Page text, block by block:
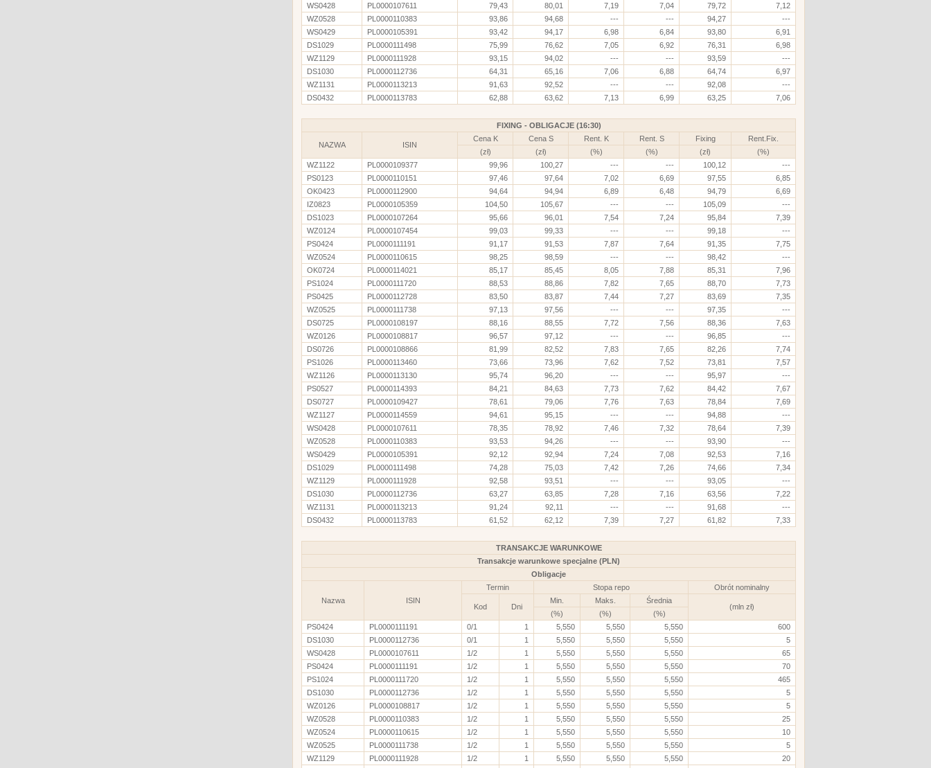
WS0428
PL0000107611 79,43 80,01 7,19 7,04 79,72
7,12
WZ0528
PL0000110383 93,86 94,68 --- --- 94,27
---
WS0429
PL0000105391 93,42 94,17 6,98 6,84 93,80
6,91
DS1029
PL0000111498 75,99 76,62 7,05 6,92 76,31
6,98
WZ1129
PL0000111928 93,15 94,02 --- --- 93,59
---
DS1030
PL0000112736 64,31 65,16 7,06 6,88 64,74
6,97
WZ1131
PL0000113213 91,63 92,52 --- --- 92,08
---
DS0432
PL0000113783 62,88 63,62 7,13 6,99 63,25 7,06
FIXING - OBLIGACJE (16:30)
NAZWA ISIN
Cena K Cena S Rent. K Rent. S Fixing
Rent.Fix.
(zł)
(zł) (%) (%) (zł)
(%)
WZ1122
PL0000109377 99,96 100,27 --- --- 100,12
---
PS0123
PL0000110151 97,46 97,64 7,02 6,69 97,55
6,85
OK0423
PL0000112900 94,64 94,94 6,89 6,48 94,79
6,69
IZ0823
PL0000105359 104,50 105,67 --- --- 105,09
---
DS1023
PL0000107264 95,66 96,01 7,54 7,24 95,84
7,39
WZ0124
PL0000107454 99,03 99,33 --- --- 99,18
---
PS0424
PL0000111191 91,17 91,53 7,87 7,64 91,35
7,75
WZ0524
PL0000110615 98,25 98,59 --- --- 98,42
---
OK0724
PL0000114021 85,17 85,45 8,05 7,88 85,31
7,96
PS1024
PL0000111720 88,53 88,86 7,82 7,65 88,70
7,73
PS0425
PL0000112728 83,50 83,87 7,44 7,27 83,69
7,35
WZ0525
PL0000111738 97,13 97,56 --- --- 97,35
---
DS0725
PL0000108197 88,16 88,55 7,72 7,56 88,36
7,63
WZ0126
PL0000108817 96,57 97,12 --- --- 96,85
---
DS0726
PL0000108866 81,99 82,52 7,83 7,65 82,26
7,74
PS1026
PL0000113460 73,66 73,96 7,62 7,52 73,81
7,57
WZ1126
PL0000113130 95,74 96,20 --- --- 95,97
---
PS0527
PL0000114393 84,21 84,63 7,73 7,62 84,42
7,67
DS0727
PL0000109427 78,61 79,06 7,76 7,63 78,84
7,69
WZ1127
PL0000114559 94,61 95,15 --- --- 94,88
---
WS0428
PL0000107611 78,35 78,92 7,46 7,32 78,64
7,39
WZ0528
PL0000110383 93,53 94,26 --- --- 93,90
---
WS0429
PL0000105391 92,12 92,94 7,24 7,08 92,53
7,16
DS1029
PL0000111498 74,28 75,03 7,42 7,26 74,66
7,34
WZ1129
PL0000111928 92,58 93,51 --- --- 93,05
---
DS1030
PL0000112736 63,27 63,85 7,28 7,16 63,56
7,22
WZ1131
PL0000113213 91,24 92,11 --- --- 91,68
---
DS0432
PL0000113783 61,52 62,12 7,39 7,27 61,82 7,33
TRANSAKCJE WARUNKOWE
Transakcje warunkowe specjalne (PLN)
Obligacje
Nazwa ISIN
Termin Stopa repo Obrót nominalny
Kod Dni
Min. Maks. Średnia
(mln zł)
(%)
(%)
(%)
PS0424
PL0000111191 0/1 1 5,550 5,550 5,550
600
DS1030
PL0000112736 0/1 1 5,550 5,550 5,550
5
WS0428
PL0000107611 1/2 1 5,550 5,550 5,550
65
PS0424
PL0000111191 1/2 1 5,550 5,550 5,550
70
PS1024
PL0000111720 1/2 1 5,550 5,550 5,550
465
DS1030
PL0000112736 1/2 1 5,550 5,550 5,550
5
WZ0126
PL0000108817 1/2 1 5,550 5,550 5,550
5
WZ0528
PL0000110383 1/2 1 5,550 5,550 5,550
25
WZ0524
PL0000110615 1/2 1 5,550 5,550 5,550
10
WZ0525
PL0000111738 1/2 1 5,550 5,550 5,550
5
WZ1129
PL0000111928 1/2 1 5,550 5,550 5,550
20